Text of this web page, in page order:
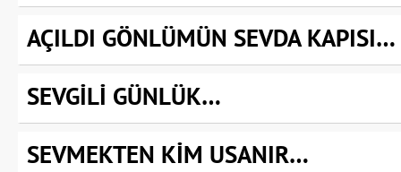
AÇILDI GÖNLÜMÜN SEVDA KAPISI…
SEVGİLİ GÜNLÜK…
SEVMEKTEN KİM USANIR…